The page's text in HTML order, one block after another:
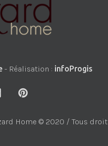
- Réalisation : infoProgis
Home © 2020 / Tous